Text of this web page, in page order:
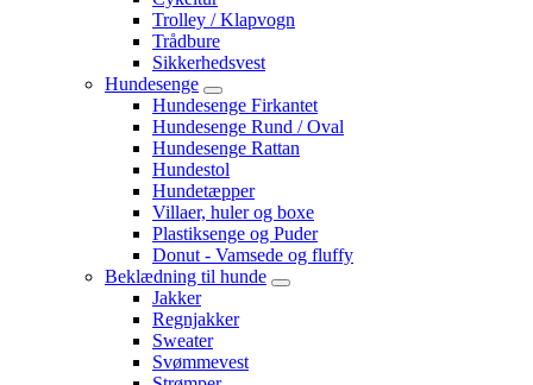
Trolley / Klapvogn
Trådbure
Sikkerhedsvest
Hundesenge
Hundesenge Firkantet
Hundesenge Rund / Oval
Hundesenge Rattan
Hundestol
Hundetæpper
Villaer, huler og boxe
Plastiksenge og Puder
Donut - Vamsede og fluffy
Beklædning til hunde
Jakker
Regnjakker
Sweater
Svømmevest